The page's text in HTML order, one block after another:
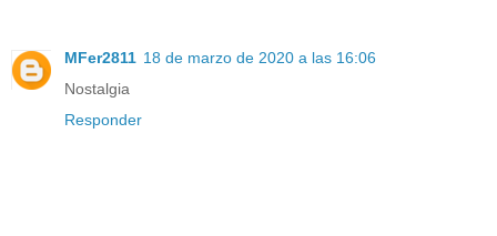
MFer2811 18 de marzo de 2020 a las 16:06
Nostalgia
Responder